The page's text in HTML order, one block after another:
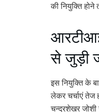
की नियुक्ति होने
से जुड़ी
इस नियुक्ति के
लेकर चर्चाएं तेज
चन्द्रशेखर